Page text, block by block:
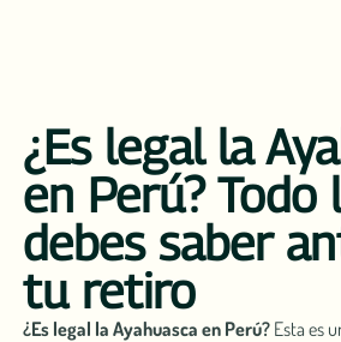
¿Es legal la
en Perú? Todo
debes saber
tu retiro
¿Es legal la Ayahuasca en Perú?Esta es